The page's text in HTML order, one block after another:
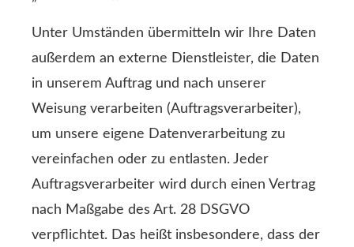
Unter Umständen übermitteln wir Ihre Daten
außerdem an externe Dienstleister, die Daten
in unserem Auftrag und nach unserer
Weisung verarbeiten (Auftragsverarbeiter),
um unsere eigene Datenverarbeitung zu
vereinfachen oder zu entlasten. Jeder
Auftragsverarbeiter wird durch einen Vertrag
nach Maßgabe des Art. 28 DSGVO
verpflichtet. Das heißt insbesondere, dass der